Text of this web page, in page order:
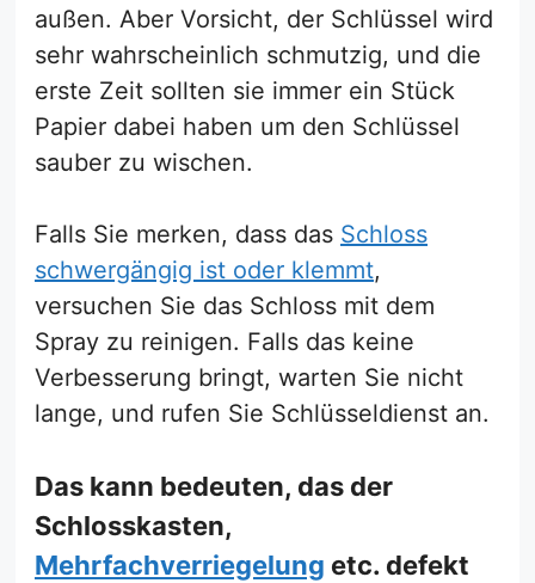
außen. Aber Vorsicht, der Schlüssel wird
sehr wahrscheinlich schmutzig, und die
erste Zeit sollten sie immer ein Stück
Papier dabei haben um den Schlüssel
sauber zu wischen.
Falls Sie merken, dass das Schloss
schwergängig ist oder klemmt,
versuchen Sie das Schloss mit dem
Spray zu reinigen. Falls das keine
Verbesserung bringt, warten Sie nicht
lange, und rufen Sie Schlüsseldienst an.
Das kann bedeuten, das der
Schlosskasten,
Mehrfachverriegelung etc. defekt